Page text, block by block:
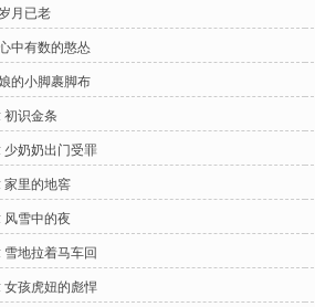
月已老
中有数的憨怂
的小脚裹脚布
初识金条
少奶奶出门受罪
家里的地窖
风雪中的夜
雪地拉着马车回
女孩虎妞的彪悍